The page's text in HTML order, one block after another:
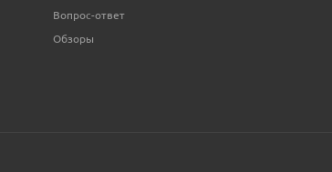
Вопрос-ответ
Обзоры